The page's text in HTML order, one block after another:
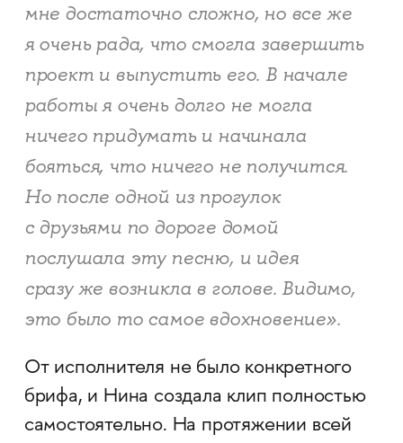
мне достаточно сложно, но все же
я очень рада, что смогла завершить
проект и выпустить его. В начале
работы я очень долго не могла
ничего придумать и начинала
бояться, что ничего не получится.
Но после одной из прогулок
с друзьями по дороге домой
послушала эту песню, и идея
сразу же возникла в голове. Видимо,
это было то самое вдохновение».
От исполнителя не было конкретного
брифа, и Нина создала клип полностью
самостоятельно. На протяжении всей